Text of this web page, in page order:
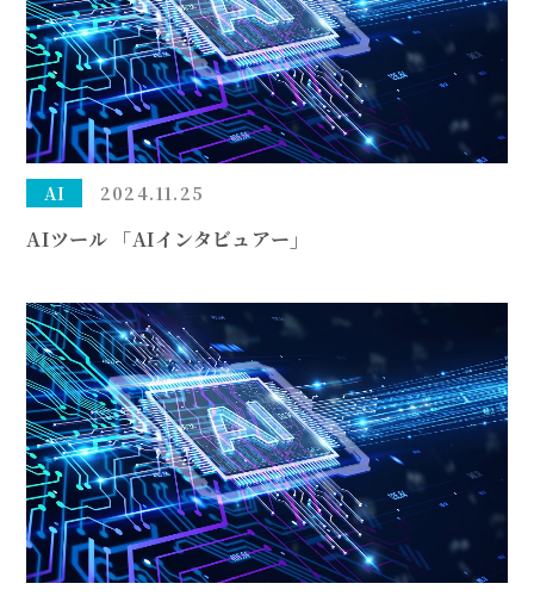
AI 2024.11.25
AIツール 「AIインタビュアー」